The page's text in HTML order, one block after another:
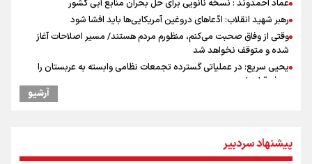
عماد احمدوند : نسخه نانویی برای حل بحران منابع آبی کشور
رهبر شهید انقلاب: ادّعاهای دروغین آمریکایی‌ها باید افشا شود
وقتی از وفاق صحبت می‌کنم، منظورم مردم هستند/ مسیر اصلاحات آغاز
شده و متوقف نخواهد شد
یحیی سریع: در عملیاتی گسترده تجمعات نظامی وابسته به عربستان را
هدف قرار دادیم
استاندار خوزستان: دو میلیون و ۱۷۰ هزار تردد در مرزهای شلمچه و چذابه
جابجایی مرکز ثقل اقتصاد جهان انجام شد/ فرصت طلایی برای اقتصاد
ایران +نمودار
آرشیو
پیشنهاد سردبیر